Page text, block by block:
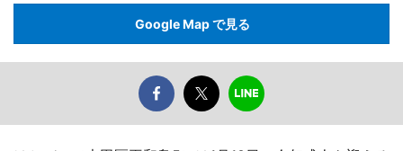
Google Map で見る